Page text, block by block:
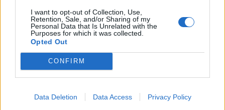
I want to opt-out of Collection, Use,
Retention, Sale, and/or Sharing of my
Personal Data that Is Unrelated with the
Purposes for which it was collected.
Opted Out
CONFIRM
Data Deletion Data Access Privacy Policy
Artigos relacionados